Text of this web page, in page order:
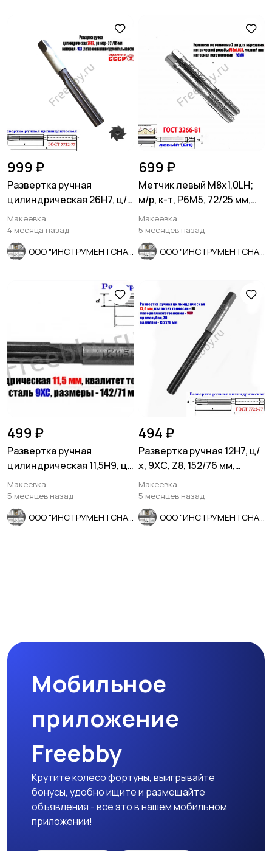
999 ₽
Развертка ручная
цилиндрическая 26Н7, ц/
х, 9ХС, 231/115 мм, Z8,
СССР.
Макеевка
4 месяца назад
699 ₽
Метчик левый М8х1,0LH;
м/р, к-т, Р6М5, 72/25 мм,
мелкий шаг.
Макеевка
5 месяцев назад
499 ₽
Развертка ручная
цилиндрическая 11,5Н9, ц/
х, 9ХС, Z8, 142/71 мм,
СССР.
Макеевка
5 месяцев назад
494 ₽
Развертка ручная 12Н7, ц/
х, 9ХС, Z8, 152/76 мм,
цилиндрическая.
Макеевка
5 месяцев назад
Мобильное
приложение
Freebby
Крутите колесо фортуны, выигрывайте
бонусы, удобно ищите и размещайте
объявления - все это в нашем мобильном
приложении!